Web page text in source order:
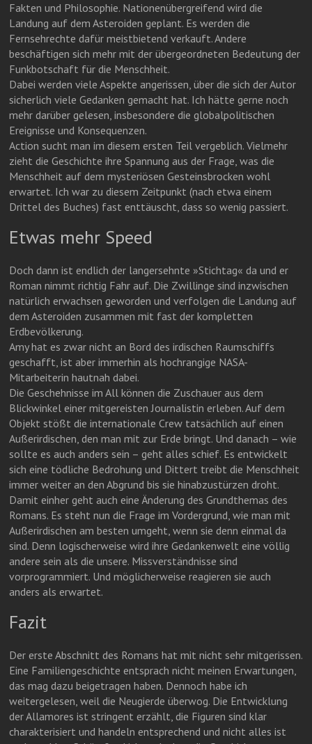
Fakten und Philosophie. Nationenübergreifend wird die
Landung auf dem Asteroiden geplant. Es werden die
Fernsehrechte dafür meistbietend verkauft. Andere
beschäftigen sich mehr mit der übergeordneten Bedeutung der
Funkbotschaft für die Menschheit.
Dabei werden viele Aspekte angerissen, über die sich der Autor
sicherlich viele Gedanken gemacht hat. Ich hätte gerne noch
mehr darüber gelesen, insbesondere die globalpolitischen
Ereignisse und Konsequenzen.
Action sucht man im diesem ersten Teil vergeblich. Vielmehr
zieht die Geschichte ihre Spannung aus der Frage, was die
Menschheit auf dem mysteriösen Gesteinsbrocken wohl
erwartet. Ich war zu diesem Zeitpunkt (nach etwa einem
Drittel des Buches) fast enttäuscht, dass so wenig passiert.
Etwas mehr Speed
Doch dann ist endlich der langersehnte »Stichtag« da und er
Roman nimmt richtig Fahr auf. Die Zwillinge sind inzwischen
natürlich erwachsen geworden und verfolgen die Landung auf
dem Asteroiden zusammen mit fast der kompletten
Erdbevölkerung.
Amy hat es zwar nicht an Bord des irdischen Raumschiffs
geschafft, ist aber immerhin als hochrangige NASA-
Mitarbeiterin hautnah dabei.
Die Geschehnisse im All können die Zuschauer aus dem
Blickwinkel einer mitgereisten Journalistin erleben. Auf dem
Objekt stößt die internationale Crew tatsächlich auf einen
Außerirdischen, den man mit zur Erde bringt. Und danach – wie
sollte es auch anders sein – geht alles schief. Es entwickelt
sich eine tödliche Bedrohung und Dittert treibt die Menschheit
immer weiter an den Abgrund bis sie hinabzustürzen droht.
Damit einher geht auch eine Änderung des Grundthemas des
Romans. Es steht nun die Frage im Vordergrund, wie man mit
Außerirdischen am besten umgeht, wenn sie denn einmal da
sind. Denn logischerweise wird ihre Gedankenwelt eine völlig
andere sein als die unsere. Missverständnisse sind
vorprogrammiert. Und möglicherweise reagieren sie auch
anders als erwartet.
Fazit
Der erste Abschnitt des Romans hat mit nicht sehr mitgerissen.
Eine Familiengeschichte entsprach nicht meinen Erwartungen,
das mag dazu beigetragen haben. Dennoch habe ich
weitergelesen, weil die Neugierde überwog. Die Entwicklung
der Allamores ist stringent erzählt, die Figuren sind klar
charakterisiert und handeln entsprechend und nicht alles ist